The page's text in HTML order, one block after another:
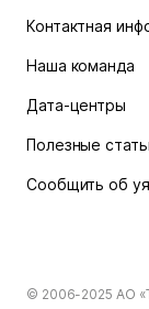
Контактная
Наша команда
Дата-центры
Полезные
Сообщить об
© 2006-2025 АО